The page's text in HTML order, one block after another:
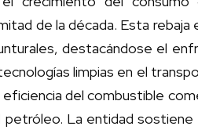
de la década. Esta rebaja
destacándose el
limpias en el
del combustible
La entidad sostiene